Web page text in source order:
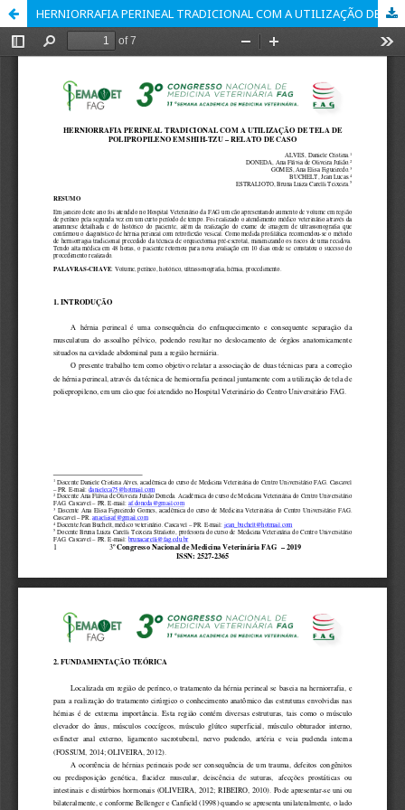
HERNIORRAFIA PERINEAL TRADICIONAL COM A UTILIZAÇÃO DE TELA DE POLIPROPILENO EM SHIH-TZU – RELATO DE CASO